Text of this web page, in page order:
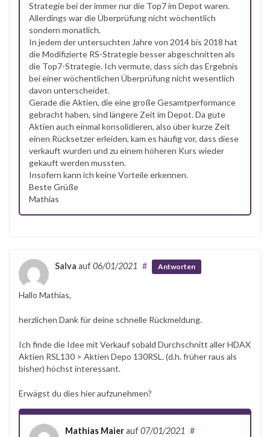
Strategie bei der immer nur die Top7 im Depot waren.
Allerdings war die Überprüfung nicht wöchentlich
sondern monatlich.
In jedem der untersuchten Jahre von 2014 bis 2018 hat
die Modifizierte RS-Strategie besser abgeschnitten als
die Top7-Strategie. Ich vermute, dass sich das Ergebnis
bei einer wöchentlichen Überprüfung nicht wesentlich
davon unterscheidet.
Gerade die Aktien, die eine große Gesamtperformance
gebracht haben, sind längere Zeit im Depot. Da gute
Aktien auch einmal konsolidieren, also über kurze Zeit
einen Rücksetzer erleiden, kam es häufig vor, dass diese
verkauft wurden und zu einem höheren Kurs wieder
gekauft werden mussten.
Insofern kann ich keine Vorteile erkennen.
Beste Grüße
Mathias
Salva auf06/01/2021 # Antworten
Hallo Mathias,
herzlichen Dank für deine schnelle Rückmeldung.
Ich finde die Idee mit Verkauf sobald Durchschnitt aller HDAX
Aktien RSL130 > Aktien Depo 130RSL. (d.h. früher raus als
bisher) höchst interessant.
Erwägst du dies hier aufzunehmen?
Mathias Maierauf07/01/2021 #